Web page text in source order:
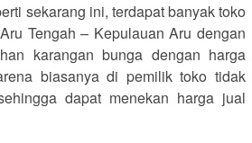
sekarang ini, terdapat banyak toko
Tengah – Kepulauan Aru dengan
karangan bunga dengan harga
biasanya di pemilik toko tidak
dapat menekan harga jual